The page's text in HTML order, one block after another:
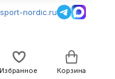
nordic.ru
Избранное Корзина